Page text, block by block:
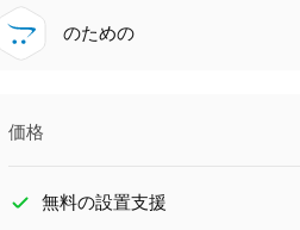
のための
価格
無料の設置支援